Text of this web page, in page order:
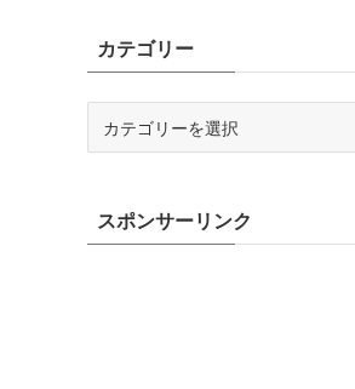
カテゴリー
ースポンサーリンク